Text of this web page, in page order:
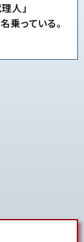
人」
乗っている。